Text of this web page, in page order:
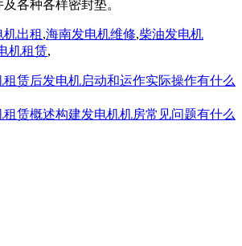
各种各样密封垫。
出租 ,海南发电机维修,柴油发电机
机租赁,
租赁后发电机启动和运作实际操作有什么
租赁概述构建发电机机房常见问题有什么